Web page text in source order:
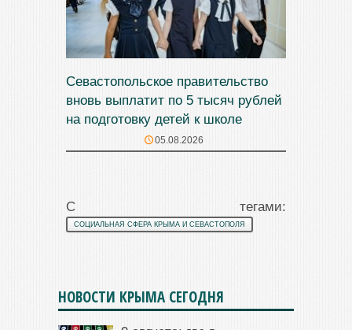
Севастопольское правительство
вновь выплатит по 5 тысяч рублей
на подготовку детей к школе
05.08.2026
С тегами:
СОЦИАЛЬНАЯ СФЕРА КРЫМА И СЕВАСТОПОЛЯ
НОВОСТИ КРЫМА СЕГОДНЯ